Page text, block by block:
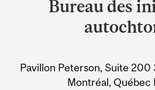
University
Bureau des
Pavillon Peterson, Suite 200
Montréal, Québec